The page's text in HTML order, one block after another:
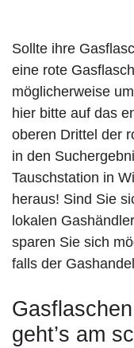
Sollte ihre
eine rote
möglicherweise
hier bitte auf das
oberen Drittel der
in den
Tauschstation in
heraus! Sind Sie
lokalen
sparen Sie sich
falls der
geht’s am